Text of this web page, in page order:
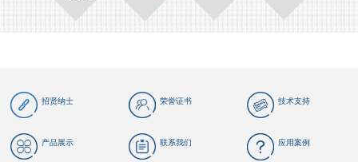
招贤纳士 荣誉证书 技术支持
产品展示 联系我们 应用案例